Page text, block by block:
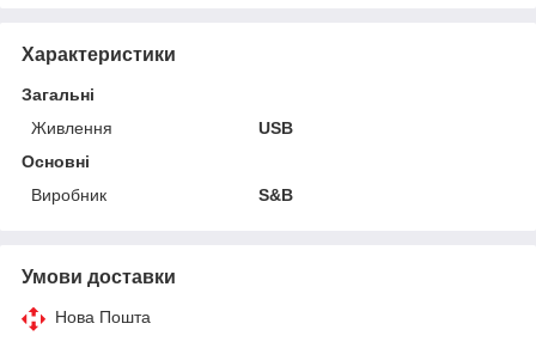
Характеристики
Загальні
Живлення
USB
Основні
Виробник
S&B
Умови доставки
Нова Пошта